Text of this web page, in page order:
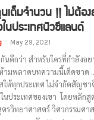
ต็มจำนวน !! ไม่ต้อ
ประเทศนิวซีแลนด์
- May 29, 2021
นดีกว่า สำหรับใครที่กำลังอ
มพลาดบทความนี้เด็ดขาด
ห้ทุกประเทศ ไม่จำกัดสัญชา
นประเทศของเขา โดยหลัก
รวิทยาศาสตร์ วิศวกรรมศา